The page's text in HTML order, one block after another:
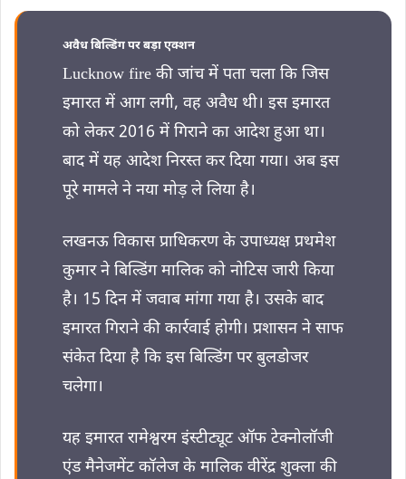
अवैध बिल्डिंग पर बड़ा एक्शन
Lucknow fire की जांच में पता चला कि जिस
इमारत में आग लगी, वह अवैध थी। इस इमारत
को लेकर 2016 में गिराने का आदेश हुआ था।
बाद में यह आदेश निरस्त कर दिया गया। अब इस
पूरे मामले ने नया मोड़ ले लिया है।
लखनऊ विकास प्राधिकरण के उपाध्यक्ष प्रथमेश
कुमार ने बिल्डिंग मालिक को नोटिस जारी किया
है। 15 दिन में जवाब मांगा गया है। उसके बाद
इमारत गिराने की कार्रवाई होगी। प्रशासन ने साफ
संकेत दिया है कि इस बिल्डिंग पर बुलडोजर
चलेगा।
यह इमारत रामेश्वरम इंस्टीट्यूट ऑफ टेक्नोलॉजी
एंड मैनेजमेंट कॉलेज के मालिक वीरेंद्र शुक्ला की